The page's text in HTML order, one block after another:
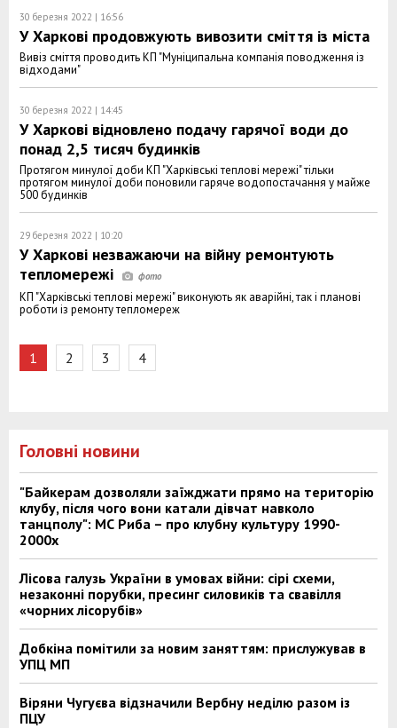
30 березня 2022 | 16:56
У Харкові продовжують вивозити сміття із міста
Вивіз сміття проводить КП "Муніципальна компанія поводження із
відходами"
30 березня 2022 | 14:45
У Харкові відновлено подачу гарячої води до
понад 2,5 тисяч будинків
Протягом минулої доби КП "Харківські теплові мережі" тільки
протягом минулої доби поновили гаряче водопостачання у майже
500 будинків
29 березня 2022 | 10:20
У Харкові незважаючи на війну ремонтують
тепломережі
КП "Харківські теплові мережі" виконують як аварійні, так і планові
роботи із ремонту тепломереж
1 2 3 4
Головні новини
"Байкерам дозволяли заїжджати прямо на територію
клубу, після чого вони катали дівчат навколо
танцполу": МС Риба – про клубну культуру 1990-
2000х
Лісова галузь України в умовах війни: сірі схеми,
незаконні порубки, пресинг силовиків та свавілля
«чорних лісорубів»
Добкіна помітили за новим заняттям: прислужував в
УПЦ МП
Віряни Чугуєва відзначили Вербну неділю разом із
ПЦУ